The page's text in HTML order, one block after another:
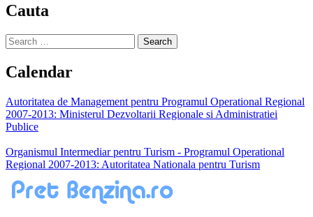
Cauta
Search
for:
Calendar
Autoritatea de Management pentru Programul Operational Regional
2007-2013: Ministerul Dezvoltarii Regionale si Administratiei
Publice
Organismul Intermediar pentru Turism - Programul Operational
Regional 2007-2013: Autoritatea Nationala pentru Turism